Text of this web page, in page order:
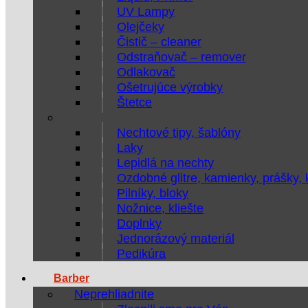
UV Lampy
Olejčeky
Čistič – cleaner
Odstraňovač – remover
Odlakovač
Ošetrujúce výrobky
Štetce
Nechtové tipy, šablóny
Laky
Lepidlá na nechty
Ozdobné glitre, kamienky, prášky,
Pilníky, bloky
Nožnice, kliešte
Doplnky
Jednorázový materiál
Pedikúra
Barber
Neprehliadnite